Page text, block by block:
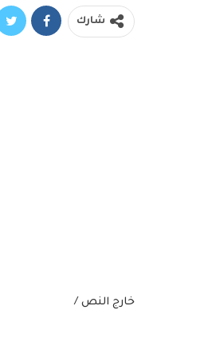
شارك
خارج النص /